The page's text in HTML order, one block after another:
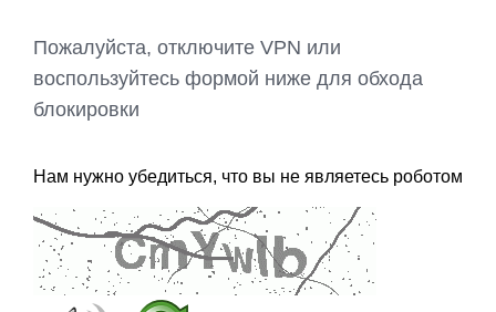
Пожалуйста, отключите VPN или
воспользуйтесь формой ниже для обхода
блокировки
Нам нужно убедиться, что вы не являетесь роботом